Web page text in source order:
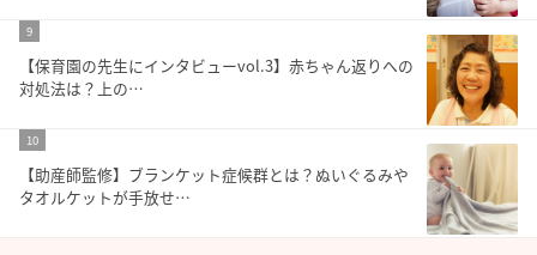
9
【保育園の先生にインタビューvol.3】赤ちゃん返りへの
対処法は？上の…
10
【助産師監修】ブランケット症候群とは？ぬいぐるみや
タオルケットが手放せ…